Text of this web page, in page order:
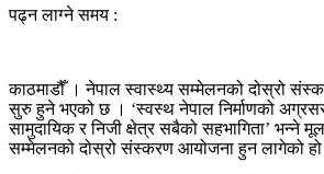
पढ्न लाग्ने समय :
काठमाडौँ । नेपाल स्वास्थ्य सम्मेलनको दोस्रो
सुरु हुने भएको छ । ‘स्वस्थ नेपाल निर्माणको
सामुदायिक र निजी क्षेत्र सबैको सहभागिता’ भन्ने
सम्मेलनको दोस्रो संस्करण आयोजना हुन लागेको हो